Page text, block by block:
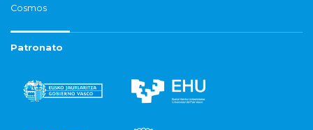
Cosmos
Patronato